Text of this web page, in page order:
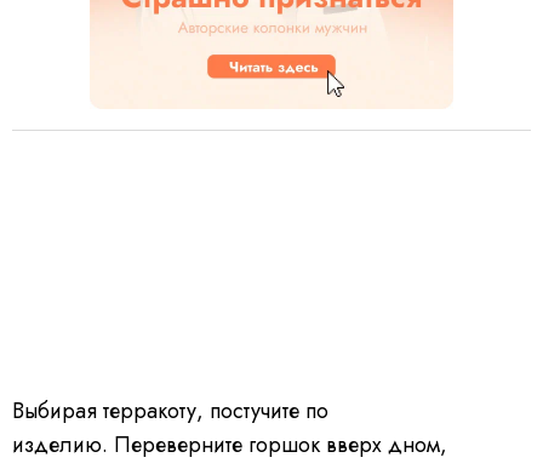
Выбирая терракоту, постучите по
изделию. Переверните горшок вверх дном,